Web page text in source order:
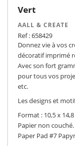
Vert
AALL & CREATE
Ref : 658429
Donnez vie à vos
décoratif imprimé
Avec son fort
pour tous vos
etc.
Les designs et
Format : 10,5 x
Papier non couché.
Paper Pad #7